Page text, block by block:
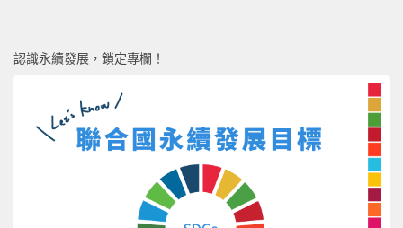
認識永續發展，鎖定專欄！